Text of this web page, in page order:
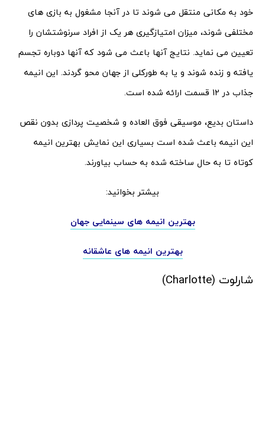
خود به مکانی منتقل می شوند تا در آنجا مشغول به بازی های
مختلفی شوند، میزان امتیازگیری هر یک از افراد سرنوشتشان را
تعیین می نماید. نتایج آنها باعث می شود که آنها دوباره تجسم
یافته و زنده شوند و یا به طورکلی از جهان محو گردند. این انیمه
جذاب در 12 قسمت ارائه شده است.
داستان بدیع، موسیقی فوق العاده و شخصیت پردازی بدون نقص
این انیمه باعث شده است بسیاری این نمایش بهترین انیمه
کوتاه تا به حال ساخته شده به حساب بیاورند.
بیشتر بخوانید:
بهترین انیمه های سینمایی جهان
بهترین انیمه های عاشقانه
شارلوت (Charlotte)